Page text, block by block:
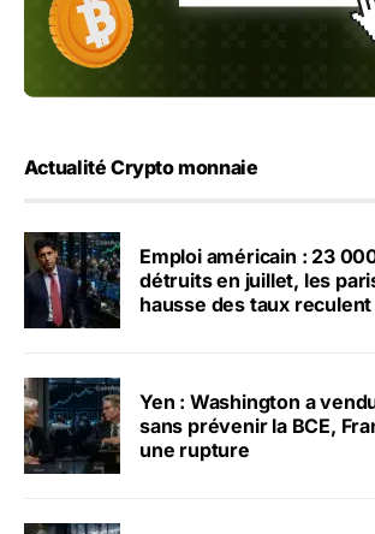
Actualité Crypto monnaie
Emploi américain : 23
détruits en juillet, les
hausse des taux reculent
Yen : Washington a
sans prévenir la BCE,
une rupture